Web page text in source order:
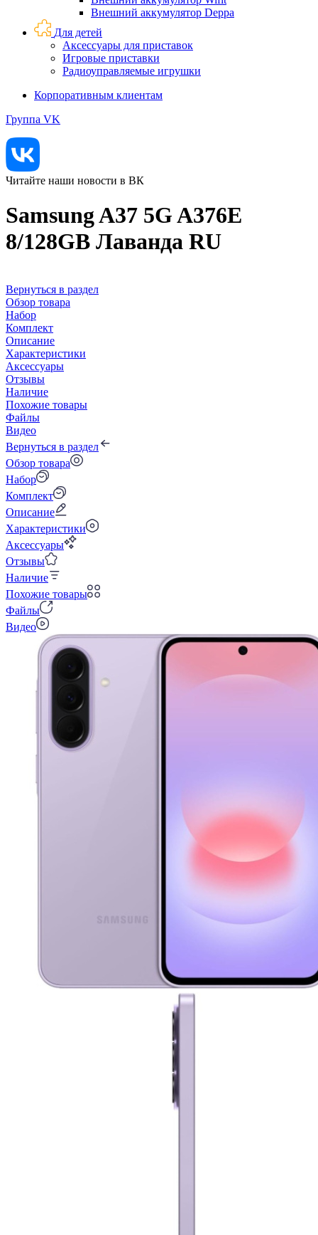
Внешний аккумулятор Deppa
Для детей
Аксессуары для приставок
Игровые приставки
Радиоуправляемые игрушки
Корпоративным клиентам
Группа VK
Читайте наши новости в ВК
Samsung A37 5G A376E
8/128GB Лаванда RU
Вернуться в раздел
Обзор товара
Набор
Комплект
Описание
Характеристики
Аксессуары
Отзывы
Наличие
Похожие товары
Файлы
Видео
Вернуться в раздел
Обзор товара
Набор
Комплект
Описание
Характеристики
Аксессуары
Отзывы
Наличие
Похожие товары
Файлы
Видео